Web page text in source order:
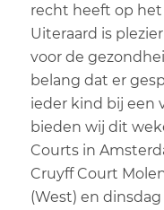
Aanbieders
Wijkclubs
Locatie
In mijn buurt
Dag
recht heeft op
Uiteraard is
voor de
belang dat er
ieder kind bij een
bieden wij dit
Courts in
Cruyff Court
(West) en